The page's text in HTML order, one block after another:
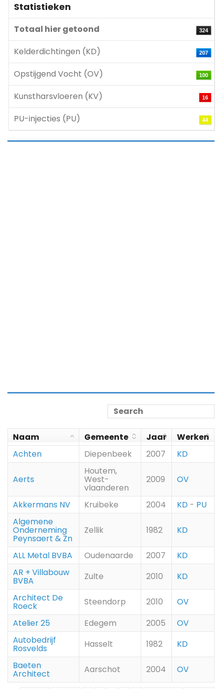
Statistieken
Totaal hier getoond 324
Kelderdichtingen (KD) 207
Opstijgend Vocht (OV) 100
Kunstharsvloeren (KV) 16
PU-injecties (PU) 44
Naam Gemeente Jaar
Werken
Achten
Diepenbeek 2007 KD
Aerts
Houtem,
West-
vlaanderen
2009 OV
Akkermans NV Kruibeke 2004 KD - PU
Algemene
Onderneming
Peynsaert & Zn
Zellik 1982 KD
ALL Metal BVBA Oudenaarde 2007
KD
AR + Villabouw
BVBA Zulte 2010
KD
Architect De
Roeck Steendorp 2010
OV
Atelier 25
Edegem 2005
OV
Autobedrijf
Rosvelds Hasselt 1982
KD
Baeten
Architect Aarschot 2004 OV